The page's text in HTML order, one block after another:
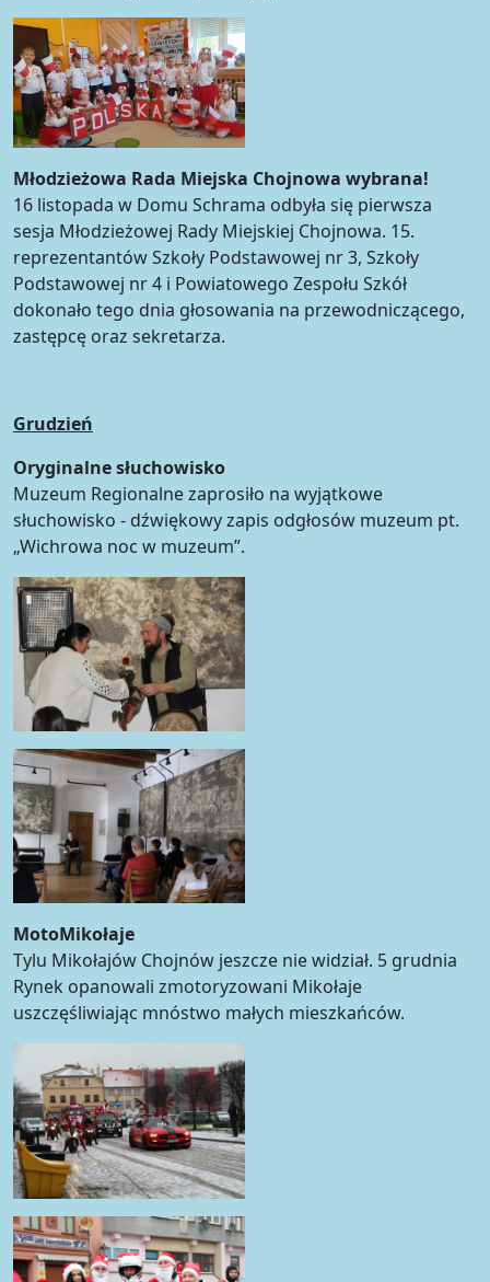
Młodzieżowa Rada Miejska Chojnowa wybrana!
16 listopada w Domu Schrama odbyła się pierwsza
sesja Młodzieżowej Rady Miejskiej Chojnowa. 15.
reprezentantów Szkoły Podstawowej nr 3, Szkoły
Podstawowej nr 4 i Powiatowego Zespołu Szkół
dokonało tego dnia głosowania na przewodniczącego,
zastępcę oraz sekretarza.
Grudzień
Oryginalne słuchowisko
Muzeum Regionalne zaprosiło na wyjątkowe
słuchowisko - dźwiękowy zapis odgłosów muzeum pt.
„Wichrowa noc w muzeum”.
MotoMikołaje
Tylu Mikołajów Chojnów jeszcze nie widział. 5 grudnia
Rynek opanowali zmotoryzowani Mikołaje
uszczęśliwiając mnóstwo małych mieszkańców.